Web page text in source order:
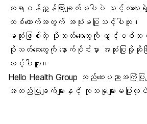
ဆရာဝန်ညွှန်ကြားချက်မပါပဲ သင့်ကလေးရဲ့
တစ်ယောက်အတွက် အသုံးမပြုသင့်ပါဘူး။
မသုံးဖြစ်တဲ့ ပိုးသတ်ဆေးတွေကို လွှင့်ပစ်
ပိုးသတ်ဆေးတွေကို နောက်ပိုင်းမှာ အသုံးပြုဖို့ဆိုပြီ
သင့်ပါဘူး။
Hello Health Group သည်ဆေးပညာအကြံပြုချ
အတည်ပြုချက်များနှင့် ကုသမှုများမပြုလုပ်